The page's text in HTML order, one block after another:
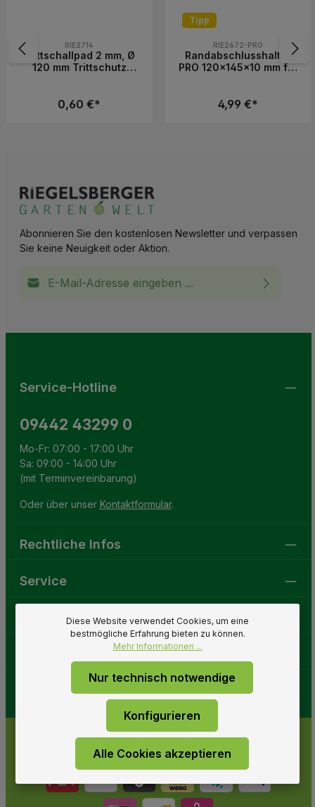
RIE2714
Trittschallpad 2 mm, Ø
120 mm Trittschutz
0,60 €*
Tipp
RIE2672-PRO
Randabschlusshalter
PRO 120x145x10 mm für
4,99 €*
Abonnieren Sie den kostenlosen Newsletter und verpassen
Sie keine Neuigkeit oder Aktion.
Service-Hotline
09442 43299 0
Mo-Fr: 07:00 - 17:00 Uhr
Sa: 09:00 - 14:00 Uhr
(mit Terminvereinbarung)
Oder über unser Kontaktformular.
Rechtliche Infos
Service
GartenweltDiese Website verwendet Cookies, um eine
bestmögliche Erfahrung bieten zu können.
Mehr Informationen ...
Nur technisch notwendige
Konfigurieren
Alle Cookies akzeptieren